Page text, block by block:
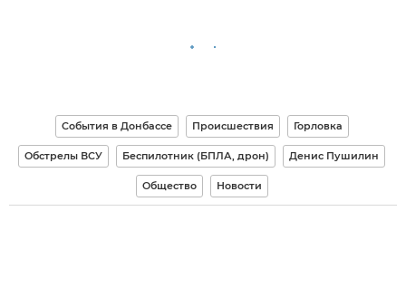
События в Донбассе Происшествия Горловка
Обстрелы ВСУ Беспилотник (БПЛА, дрон) Денис Пушилин
Общество Новости